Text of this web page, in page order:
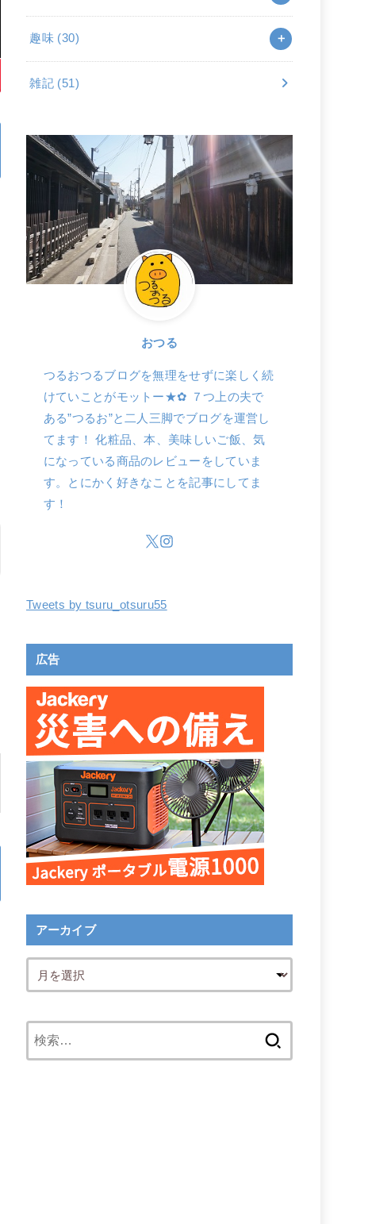
趣味 (30)
雑記 (51)
おつる
つるおつるブログを無理をせずに楽しく続
けていことがモットー★✿ ７つ上の夫で
ある”つるお”と二人三脚でブログを運営し
てます！ 化粧品、本、美味しいご飯、気
になっている商品のレビューをしていま
す。とにかく好きなことを記事にしてま
す！
Tweets by tsuru_otsuru55
広告
アーカイブ